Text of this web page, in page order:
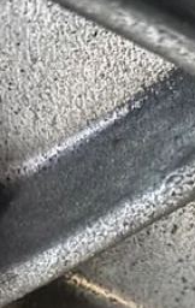
タイヤ空気
ご覧頂きありがとうご
容:エアバルブ交換
商品豊富に取り扱って